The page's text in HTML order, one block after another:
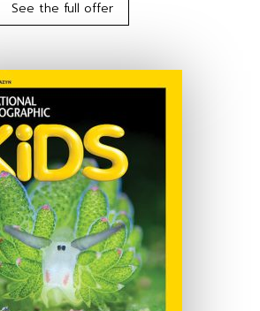
See the full offer